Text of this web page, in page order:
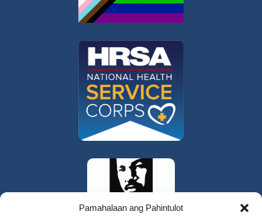
Pamahalaan ang Pahintulot